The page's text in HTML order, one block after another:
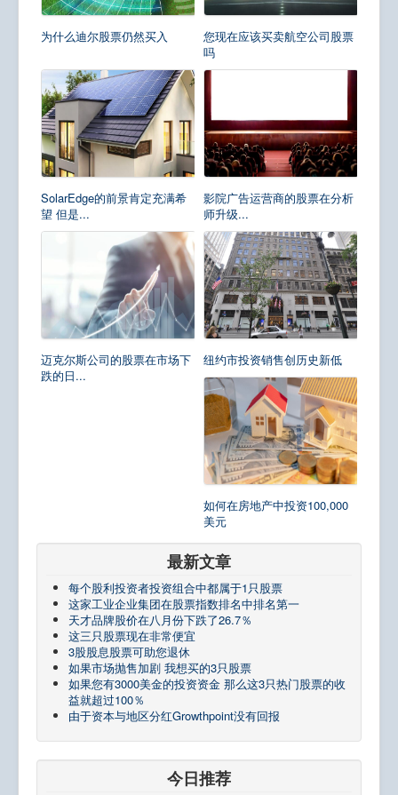
为什么迪尔股票仍然买入
您现在应该买卖航空公司股票
吗
SolarEdge的前景肯定充满希
望 但是...
影院广告运营商的股票在分析
师升级...
迈克尔斯公司的股票在市场下
跌的日...
纽约市投资销售创历史新低
如何在房地产中投资100,000
美元
最新文章
每个股利投资者投资组合中都属于1只股票
这家工业企业集团在股票指数排名中排名第一
天才品牌股价在八月份下跌了26.7％
这三只股票现在非常便宜
3股股息股票可助您退休
如果市场抛售加剧 我想买的3只股票
如果您有3000美金的投资资金 那么这3只热门股票的收
益就超过100％
由于资本与地区分红Growthpoint没有回报
今日推荐